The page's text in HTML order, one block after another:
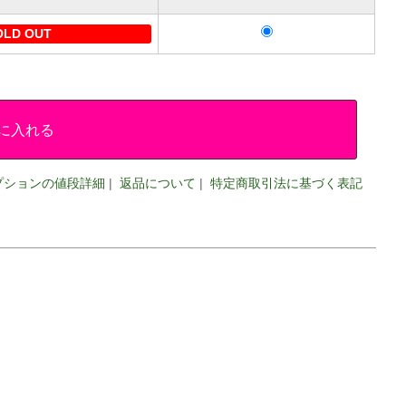
OUT
入れる
ションの値段詳細 | 返品について | 特定商取引法に基づく表記